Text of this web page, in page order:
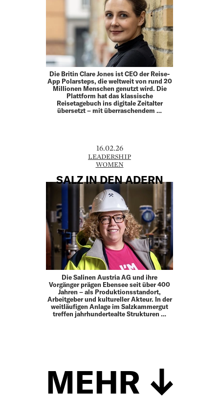
Die Britin Clare Jones ist CEO der Reise-
App Polarsteps, die weltweit von rund 20
Millionen Menschen genutzt wird. Die
Plattform hat das klassische
Reisetagebuch ins digitale Zeitalter
übersetzt – mit überraschendem …
16.02.26
LEADERSHIP
WOMEN
SALZ IN DEN ADERN
Die Salinen Austria AG und ihre
Vorgänger prägen Ebensee seit über 400
Jahren – als Produktionsstandort,
Arbeitgeber und kultureller Akteur. In der
weitläufigen Anlage im Salzkammergut
treffen jahrhundertealte Strukturen …
MEHR